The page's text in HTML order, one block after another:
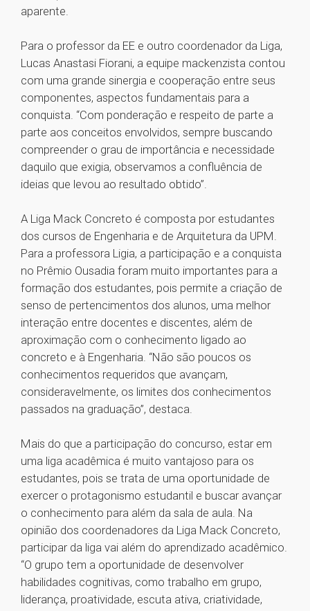
aparente.
Para o professor da EE e outro coordenador da Liga,
Lucas Anastasi Fiorani, a equipe mackenzista contou
com uma grande sinergia e cooperação entre seus
componentes, aspectos fundamentais para a
conquista. “Com ponderação e respeito de parte a
parte aos conceitos envolvidos, sempre buscando
compreender o grau de importância e necessidade
daquilo que exigia, observamos a confluência de
ideias que levou ao resultado obtido”.
A Liga Mack Concreto é composta por estudantes
dos cursos de Engenharia e de Arquitetura da UPM.
Para a professora Ligia, a participação e a conquista
no Prêmio Ousadia foram muito importantes para a
formação dos estudantes, pois permite a criação de
senso de pertencimentos dos alunos, uma melhor
interação entre docentes e discentes, além de
aproximação com o conhecimento ligado ao
concreto e à Engenharia. “Não são poucos os
conhecimentos requeridos que avançam,
consideravelmente, os limites dos conhecimentos
passados na graduação”, destaca.
Mais do que a participação do concurso, estar em
uma liga acadêmica é muito vantajoso para os
estudantes, pois se trata de uma oportunidade de
exercer o protagonismo estudantil e buscar avançar
o conhecimento para além da sala de aula. Na
opinião dos coordenadores da Liga Mack Concreto,
participar da liga vai além do aprendizado acadêmico.
“O grupo tem a oportunidade de desenvolver
habilidades cognitivas, como trabalho em grupo,
liderança, proatividade, escuta ativa, criatividade,